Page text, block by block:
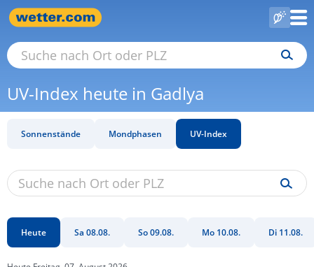
UV-Index heute in Gadlya
Sonnenstände Mondphasen UV-Index
Heute Sa 08.08. So 09.08. Mo 10.08. Di 11.08.